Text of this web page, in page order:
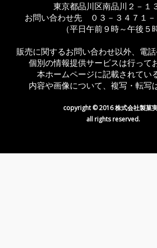
東京都品川区南品川２－１
お問い合わせ先 ０３－３４７１－
（平日午前９時～午後５
販売に関するお問い合わせ以外、電
個別の情報提供サービスは行って
本ホームページに記載されてい
内容や画像について、複写・転写
copyright © 2016 株式会社製菓
all rights reserved.